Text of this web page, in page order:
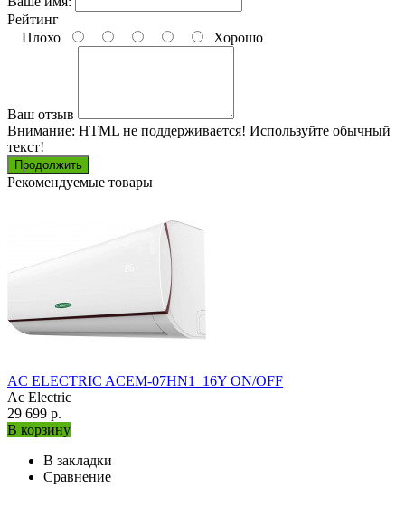
Рейтинг
Плохо
Хорошо
Ваш отзыв
Внимание: HTML не поддерживается! Используйте обычный
текст!
Продолжить
Рекомендуемые товары
AC ELECTRIC ACEM-07HN1_16Y ON/OFF
Ac Electric
29 699 р.
В корзину
В закладки
Сравнение